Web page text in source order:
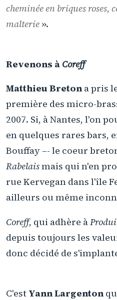
cheminée en briques roses,
malterie ».
Revenons à Coreff
Matthieu Breton a pris
première des micro-
2007. Si, à Nantes, l'on
en quelques rares bars,
Bouffay –- le coeur
Rabelaismais qui n'en
rue Kervegan dans l'île
ailleurs ou même
Coreff, qui adhère à
depuis toujours les
donc décidé de
C'est Yann Largenton